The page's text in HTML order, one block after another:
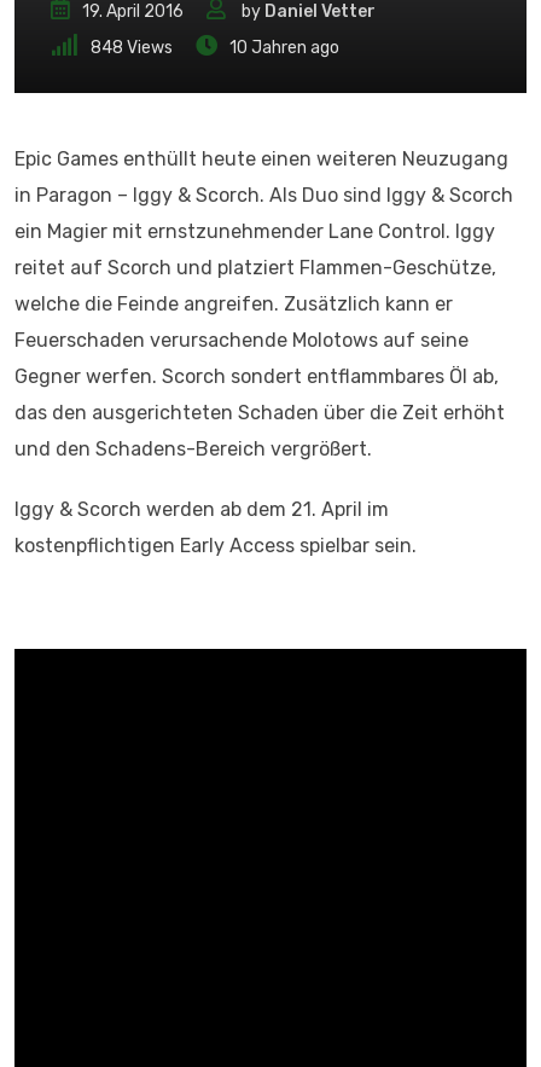
19. April 2016 by Daniel Vetter
848 Views 10 Jahren ago
Epic Games enthüllt heute einen weiteren Neuzugang
in Paragon – Iggy & Scorch. Als Duo sind Iggy & Scorch
ein Magier mit ernstzunehmender Lane Control. Iggy
reitet auf Scorch und platziert Flammen-Geschütze,
welche die Feinde angreifen. Zusätzlich kann er
Feuerschaden verursachende Molotows auf seine
Gegner werfen. Scorch sondert entflammbares Öl ab,
das den ausgerichteten Schaden über die Zeit erhöht
und den Schadens-Bereich vergrößert.
Iggy & Scorch werden ab dem 21. April im
kostenpflichtigen Early Access spielbar sein.